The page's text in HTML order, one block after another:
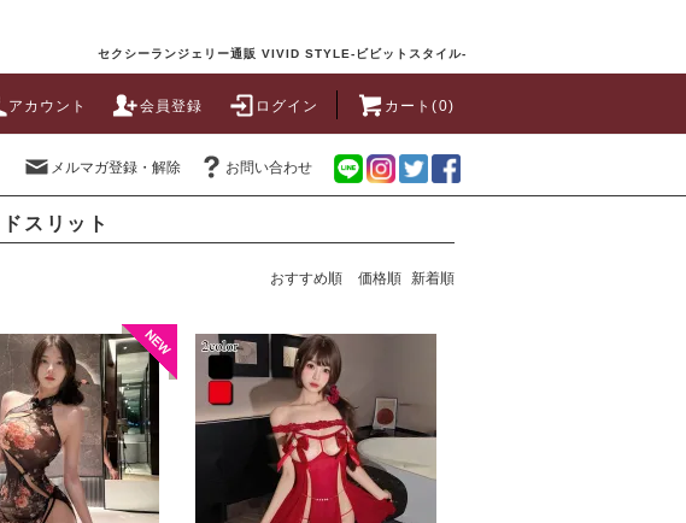
セクシーランジェリー通販 VIVID STYLE-ビビットスタイル-
アカウント 会員登録 ログイン カート(0)
メルマガ登録・解除 お問い合わせ
スリット
おすすめ順 価格順 新着順